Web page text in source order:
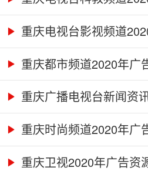
重庆电视台影视频道
重庆都市频道2020年广
重庆广播电视台新闻资
重庆时尚频道2020年广
重庆卫视2020年广告资